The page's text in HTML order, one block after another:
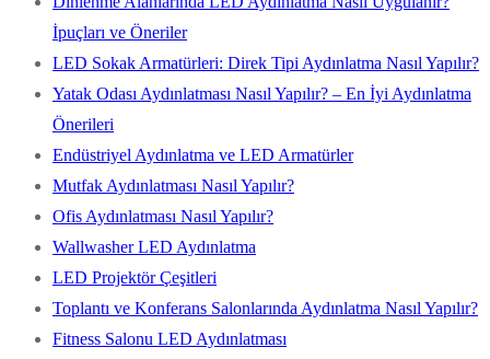
İpuçları ve Öneriler
LED Sokak Armatürleri: Direk Tipi Aydınlatma Nasıl Yapılır?
Yatak Odası Aydınlatması Nasıl Yapılır? – En İyi Aydınlatma
Önerileri
Endüstriyel Aydınlatma ve LED Armatürler
Mutfak Aydınlatması Nasıl Yapılır?
Ofis Aydınlatması Nasıl Yapılır?
Wallwasher LED Aydınlatma
LED Projektör Çeşitleri
Toplantı ve Konferans Salonlarında Aydınlatma Nasıl Yapılır?
Fitness Salonu LED Aydınlatması